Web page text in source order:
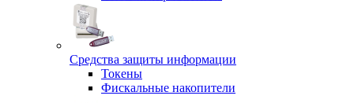
Средства защиты информации
Токены
Фискальные накопители